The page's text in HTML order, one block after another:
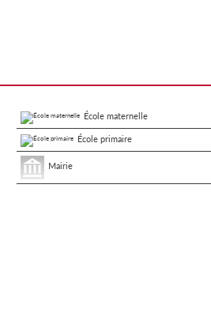
École maternelle
École primaire
Mairie